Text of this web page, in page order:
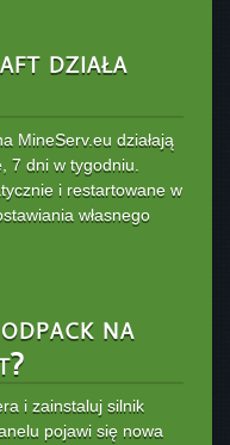
działa
MineServ.eu działają
7 dni w tygodniu.
i restartowane w
własnego
na
i zainstaluj silnik
pojawi się nowa